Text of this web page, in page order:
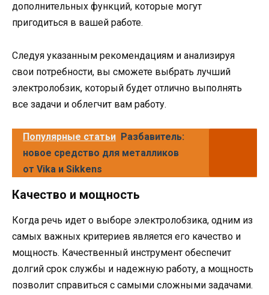
дополнительных функций, которые могут
пригодиться в вашей работе.
Следуя указанным рекомендациям и анализируя
свои потребности, вы сможете выбрать лучший
электролобзик, который будет отлично выполнять
все задачи и облегчит вам работу.
Популярные статьи Разбавитель:
новое средство для металликов
от Vika и Sikkens
Качество и мощность
Когда речь идет о выборе электролобзика, одним из
самых важных критериев является его качество и
мощность. Качественный инструмент обеспечит
долгий срок службы и надежную работу, а мощность
позволит справиться с самыми сложными задачами.